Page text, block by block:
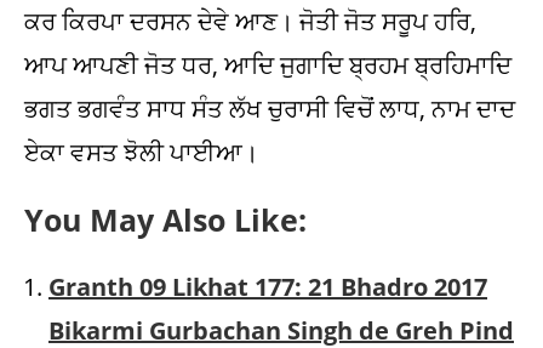
ਕਰ ਕਿਰਪਾ ਦਰਸਨ ਦੇਵੇ ਆਣ। ਜੋਤੀ ਜੋਤ ਸਰੂਪ ਹਰਿ,
ਆਪ ਆਪਣੀ ਜੋਤ ਧਰ, ਆਦਿ ਜੁਗਾਦਿ ਬ੍ਰਹਮ ਬ੍ਰਹਿਮਾਦਿ
ਭਗਤ ਭਗਵੰਤ ਸਾਧ ਸੰਤ ਲੱਖ ਚੁਰਾਸੀ ਵਿਚੋਂ ਲਾਧ, ਨਾਮ ਦਾਦ
ਏਕਾ ਵਸਤ ਝੋਲੀ ਪਾਈਆ।
You May Also Like:
Granth 09 Likhat 177: 21 Bhadro 2017
Bikarmi Gurbachan Singh de Greh Pind